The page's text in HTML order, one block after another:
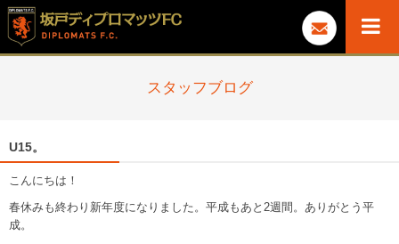
スタッフブログ
U15。
こんにちは！
春休みも終わり新年度になりました。平成もあと2週間。ありがとう平
成。